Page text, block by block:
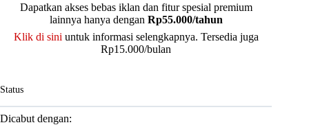
Dapatkan akses bebas iklan dan fitur spesial premium
lainnya hanya dengan Rp55.000/tahun
Klik di sini untuk informasi selengkapnya. Tersedia juga
Rp15.000/bulan
Status
Dicabut dengan: